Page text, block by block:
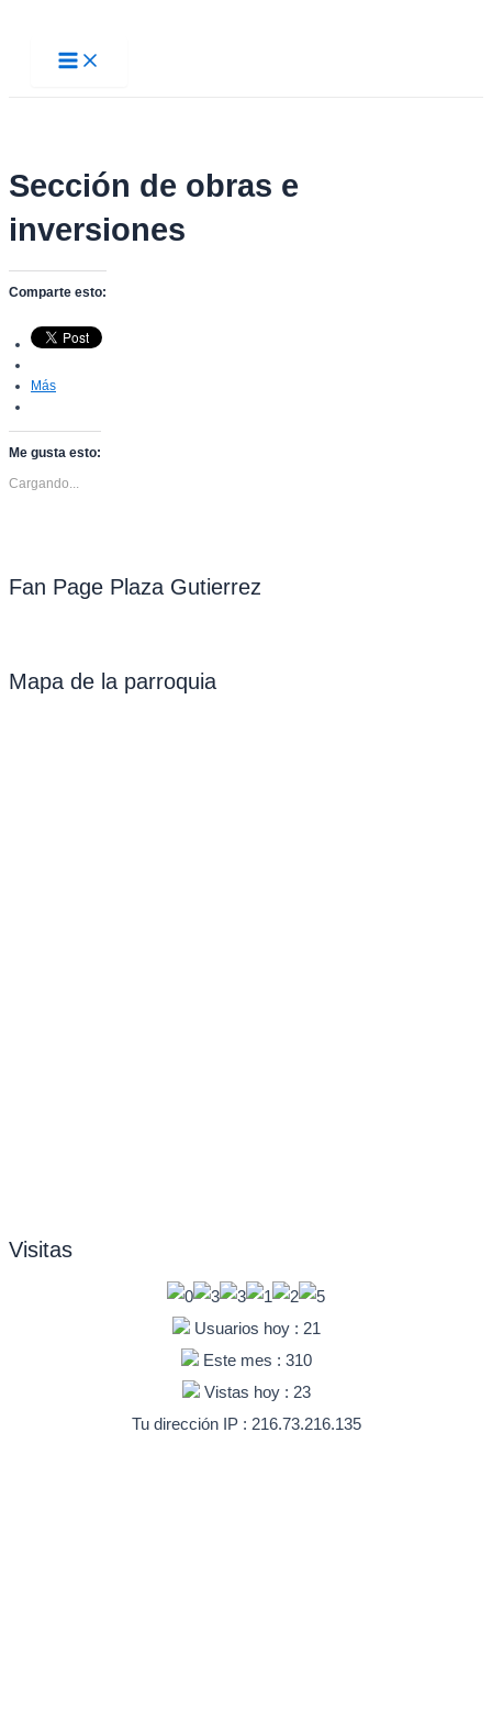
contenidoMain
Menu
Sección de obras e
inversiones
Comparte esto:
Más
Me gusta esto:
Cargando...
Fan Page Plaza Gutierrez
Mapa de la parroquia
Visitas
Usuarios hoy : 21
Este mes : 310
Vistas hoy : 23
Tu dirección IP : 216.73.216.135